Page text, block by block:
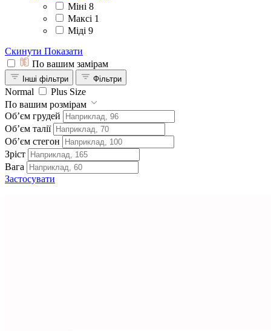
Міні 8
Максі 1
Міді 9
Скинути Показати
По вашим замірам
Інші фільтри Фільтри
Normal
Plus Size
По вашим розмірам
Обʼєм грудей
Обʼєм талії
Обʼєм стегон
Зріст
Вага
Застосувати